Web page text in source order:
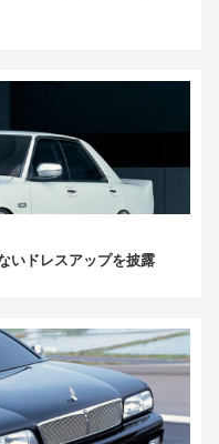
いドレスアップを披露